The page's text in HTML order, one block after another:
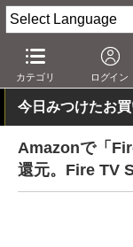
カテゴリ ログイン
AV Watch 動向 シ
今日みつけたお
Amazonで「
還元。Fire TV